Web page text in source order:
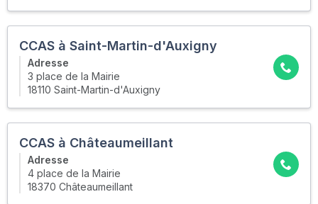
CCAS à Saint-Martin-d'Auxigny
Adresse
3 place de la Mairie
18110 Saint-Martin-d'Auxigny
CCAS à Châteaumeillant
Adresse
4 place de la Mairie
18370 Châteaumeillant